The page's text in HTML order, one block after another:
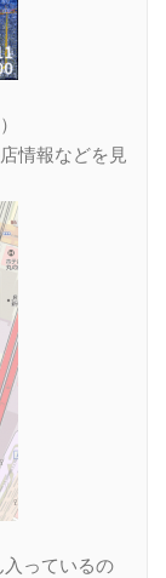
情報などを見
っているの